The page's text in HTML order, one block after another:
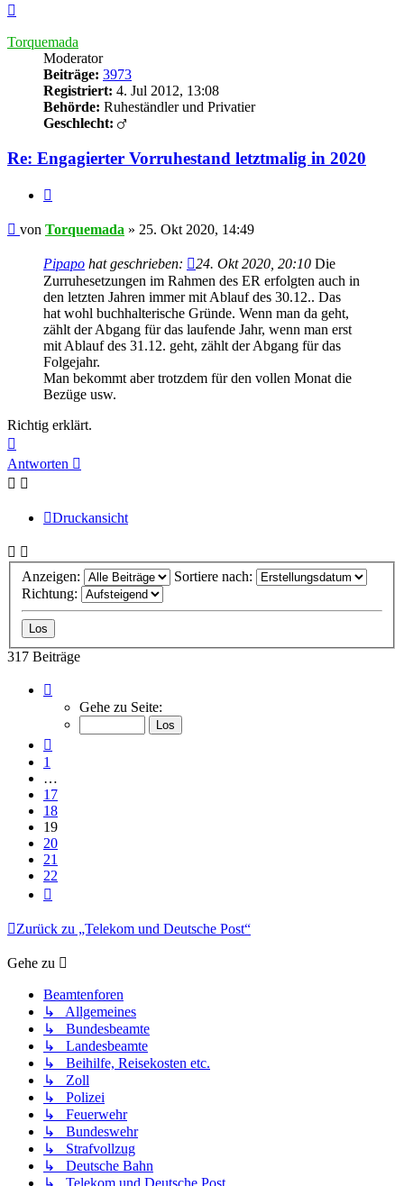
Torquemada
Moderator
Beiträge: 3973
Registriert: 4. Jul 2012, 13:08
Behörde: Ruheständler und Privatier
Geschlecht:
Re: Engagierter Vorruhestand letztmalig in 2020
Beitrag
von Torquemada » 25. Okt 2020, 14:49
Pipapo hat geschrieben: 24. Okt 2020, 20:10 Die
Zurruhesetzungen im Rahmen des ER erfolgten auch in
den letzten Jahren immer mit Ablauf des 30.12.. Das
hat wohl buchhalterische Gründe. Wenn man da geht,
zählt der Abgang für das laufende Jahr, wenn man erst
mit Ablauf des 31.12. geht, zählt der Abgang für das
Folgejahr.
Man bekommt aber trotzdem für den vollen Monat die
Bezüge usw.
Richtig erklärt.
oben
Antworten
Druckansicht
Anzeigen:
Sortiere nach:
Richtung:
317 Beiträge
19
von
Gehe zu Seite:
1
…
17
18
19
20
21
22
Zurück zu „Telekom und Deutsche Post“
Gehe zu
Beamtenforen
↳ Allgemeines
↳ Bundesbeamte
↳ Landesbeamte
↳ Beihilfe, Reisekosten etc.
↳ Zoll
↳ Polizei
↳ Feuerwehr
↳ Bundeswehr
↳ Strafvollzug
↳ Deutsche Bahn
↳ Telekom und Deutsche Post